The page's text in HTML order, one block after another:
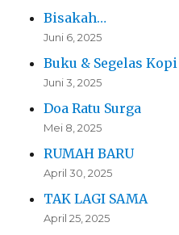
Bisakah…
Juni 6, 2025
Buku & Segelas Kopi
Juni 3, 2025
Doa Ratu Surga
Mei 8, 2025
RUMAH BARU
April 30, 2025
TAK LAGI SAMA
April 25, 2025